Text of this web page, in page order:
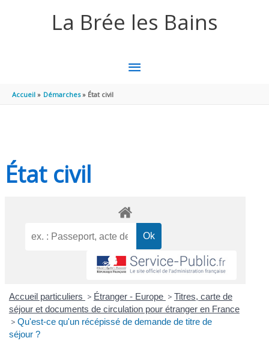
La Brée les Bains
MENU
Accueil Démarches État civil
État civil
Accueil particuliers > Étranger - Europe > Titres, carte de
séjour et documents de circulation pour étranger en France
> Qu'est-ce qu'un récépissé de demande de titre de
séjour ?